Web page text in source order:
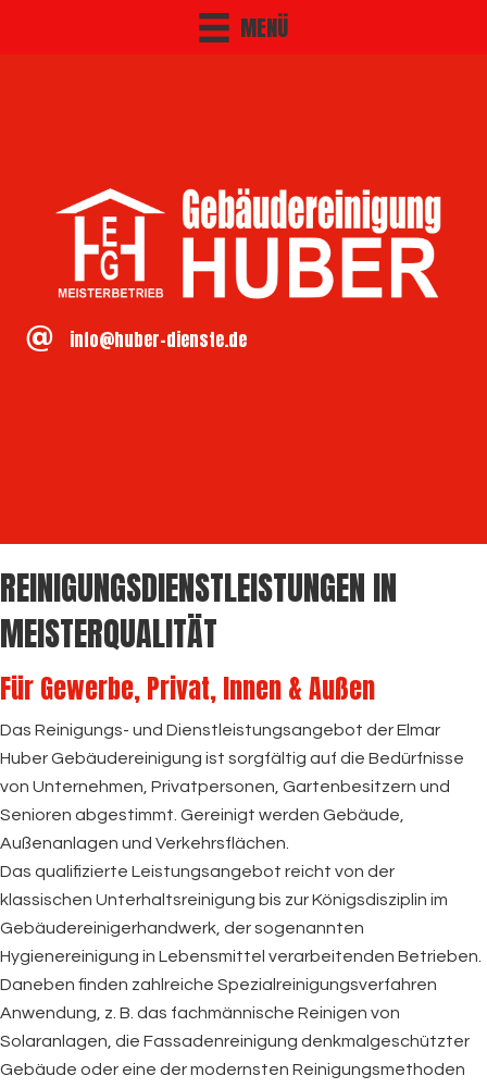
MENÜ
info@huber-dienste.de
REINIGUNGSDIENSTLEISTUNGEN IN
MEISTERQUALITÄT
Für Gewerbe, Privat, Innen & Außen
Das Reinigungs- und Dienstleistungsangebot der Elmar
Huber Gebäudereinigung ist sorgfältig auf die Bedürfnisse
von Unternehmen, Privatpersonen, Gartenbesitzern und
Senioren abgestimmt. Gereinigt werden Gebäude,
Außenanlagen und Verkehrsflächen.
Das qualifizierte Leistungsangebot reicht von der
klassischen Unterhaltsreinigung bis zur Königsdisziplin im
Gebäudereinigerhandwerk, der sogenannten
Hygienereinigung in Lebensmittel verarbeitenden Betrieben.
Daneben finden zahlreiche Spezialreinigungsverfahren
Anwendung, z. B. das fachmännische Reinigen von
Solaranlagen, die Fassadenreinigung denkmalgeschützter
Gebäude oder eine der modernsten Reinigungsmethoden